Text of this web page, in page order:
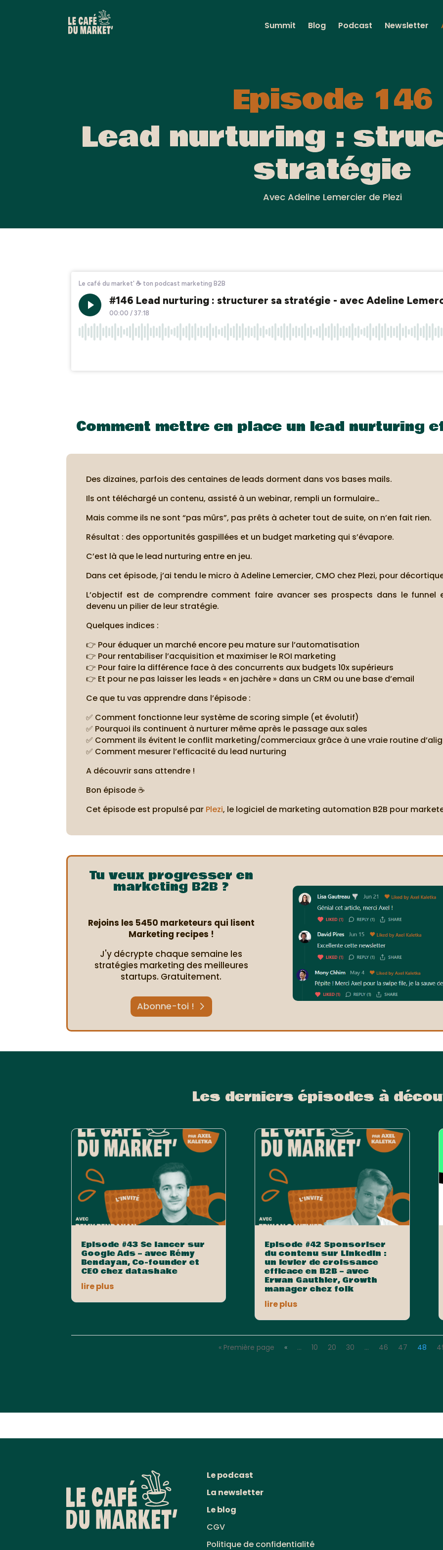
Summit Blog Podcast Newsletter
Episode 146
Lead nurturing :
stratégie
Avec Adeline Lemercier de Plezi
Comment mettre en place un lead nurturing
Des dizaines, parfois des centaines de leads dorment dans vos bases mails.
Ils ont téléchargé un contenu, assisté à un webinar, rempli un formulaire…
Mais comme ils ne sont “pas mûrs”, pas prêts à acheter tout de suite, on n’en fait rien.
Résultat : des opportunités gaspillées et un budget marketing qui s’évapore.
C’est là que le lead nurturing entre en jeu.
Dans cet épisode, j’ai tendu le micro à Adeline Lemercier, CMO chez Plezi, pour
L’objectif est de comprendre comment faire avancer ses prospects dans le
devenu un pilier de leur stratégie.
Quelques indices :
👉 Pour éduquer un marché encore peu mature sur l’automatisation
👉 Pour rentabiliser l’acquisition et maximiser le ROI marketing
👉 Pour faire la différence face à des concurrents aux budgets 10x supérieurs
👉 Et pour ne pas laisser les leads « en jachère » dans un CRM ou une base d’email
Ce que tu vas apprendre dans l’épisode :
✅ Comment fonctionne leur système de scoring simple (et évolutif)
✅ Pourquoi ils continuent à nurturer même après le passage aux sales
✅ Comment ils évitent le conflit marketing/commerciaux grâce à une vraie routine
✅ Comment mesurer l’efficacité du lead nurturing
A découvrir sans attendre !
Bon épisode ☕
Cet épisode est propulsé par Plezi, le logiciel de marketing automation B2B pour
Tu veux progresser en
marketing B2B ?
Rejoins les 5450 marketeurs qui lisent
Marketing recipes !
J'y décrypte chaque semaine les
stratégies marketing des meilleures
startups. Gratuitement.
Abonne-toi !
Les derniers épisodes à
Episode #43 Se lancer sur
Google Ads – avec Rémy
Bendayan, Co-founder et
CEO chez datashake
lire plus
Episode #42 Sponsoriser
du contenu sur LinkedIn :
un levier de croissance
efficace en B2B – avec
Erwan Gauthier, Growth
manager chez folk
lire plus
« Première page « … 10 20 30 … 46 47 48
Le podcast
La newsletter
Le blog
CGV
Politique de confidentialité